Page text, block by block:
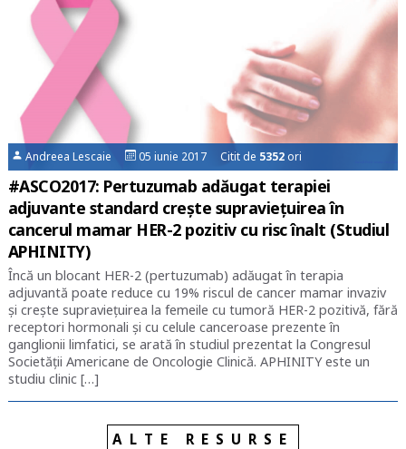
Andreea Lescaie 05 iunie 2017 Citit de 5352 ori
#ASCO2017: Pertuzumab adăugat terapiei
adjuvante standard crește supraviețuirea în
cancerul mamar HER-2 pozitiv cu risc înalt (Studiul
APHINITY)
Încă un blocant HER-2 (pertuzumab) adăugat în terapia
adjuvantă poate reduce cu 19% riscul de cancer mamar invaziv
și crește supraviețuirea la femeile cu tumoră HER-2 pozitivă, fără
receptori hormonali și cu celule canceroase prezente în
ganglionii limfatici, se arată în studiul prezentat la Congresul
Societății Americane de Oncologie Clinică. APHINITY este un
studiu clinic […]
ALTE RESURSE